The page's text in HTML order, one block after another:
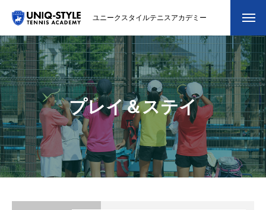
ユニークスタイルテニスアカデミー
初めての方
システム・クラス・料金
スクール紹介・コーチ紹介
大会・イベント
ブログ
プレイ＆ステイ